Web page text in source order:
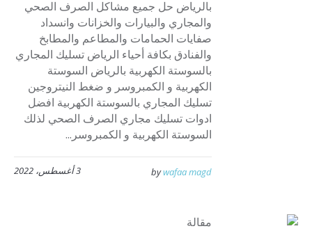
بالرياض حل جميع مشاكل الصرف الصحي
والمجاري والبيارات والخزانات وانسداد
صفايات الحمامات والمطاعم والمطابخ
والفنادق بكافة أحياء الرياض تسليك المجاري
بالسوستة الكهربية بالرياض السوستة
الكهربية و الكمبروسر و ضغط النيتروجين
تسليك المجاري بالسوستة الكهربية افضل
ادوات تسليك مجاري الصرف الصحي لذلك
السوستة الكهربية و الكمبروسر...
3 أغسطس، 2022 bywafaa magd
مقالة